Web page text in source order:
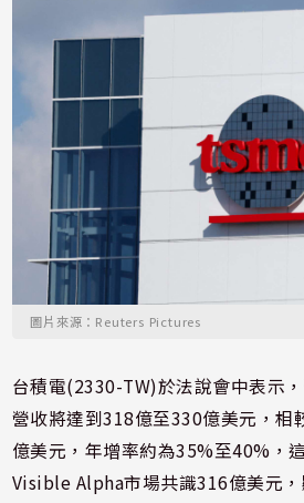
圖片來源：Reuters Pictures
台積電(2330-TW)於法說會中表示
營收將達到318億至330億美元，相
億美元，年增率約為35%至40%，
Visible Alpha市場共識316億美元